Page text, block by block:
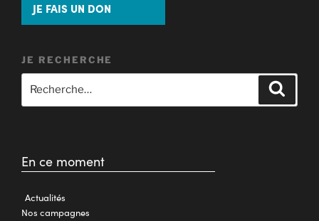
JE FAIS UN DON
JE RECHERCHE
En ce moment
Actualités
Nos campagnes